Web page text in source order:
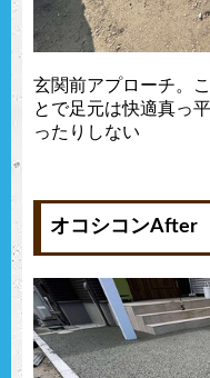
玄関前アプローチ。
とで足元は快適真っ
ったりしない
オコシコンAfter